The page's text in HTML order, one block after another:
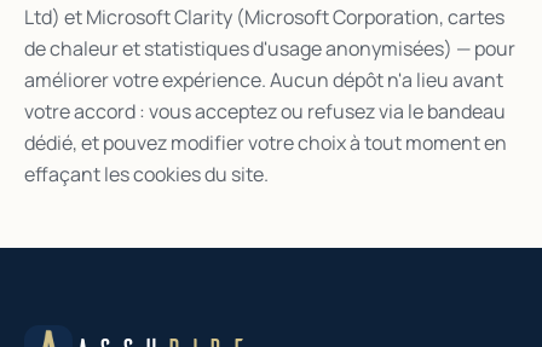
Ltd) et Microsoft Clarity (Microsoft Corporation, cartes
de chaleur et statistiques d'usage anonymisées) — pour
améliorer votre expérience. Aucun dépôt n'a lieu avant
votre accord : vous acceptez ou refusez via le bandeau
dédié, et pouvez modifier votre choix à tout moment en
effaçant les cookies du site.